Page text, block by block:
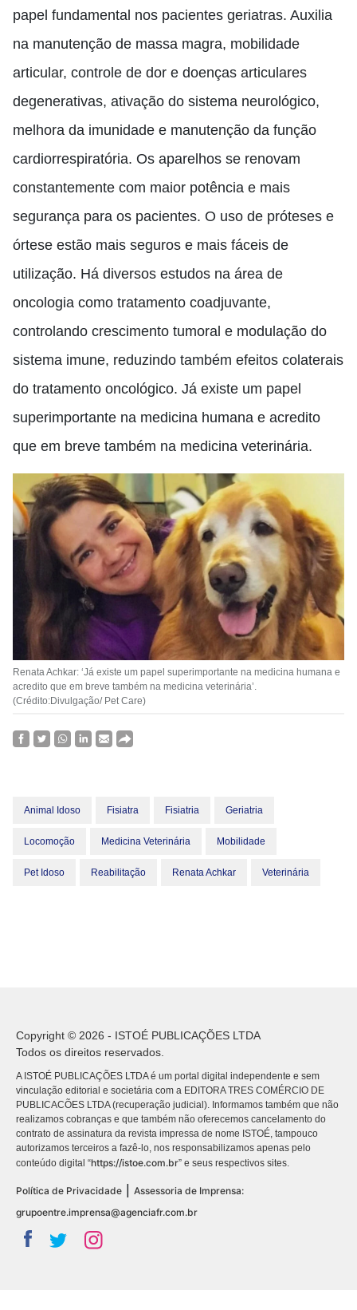
papel fundamental nos pacientes geriatras. Auxilia
na manutenção de massa magra, mobilidade
articular, controle de dor e doenças articulares
degenerativas, ativação do sistema neurológico,
melhora da imunidade e manutenção da função
cardiorrespiratória. Os aparelhos se renovam
constantemente com maior potência e mais
segurança para os pacientes. O uso de próteses e
órtese estão mais seguros e mais fáceis de
utilização. Há diversos estudos na área de
oncologia como tratamento coadjuvante,
controlando crescimento tumoral e modulação do
sistema imune, reduzindo também efeitos colaterais
do tratamento oncológico. Já existe um papel
superimportante na medicina humana e acredito
que em breve também na medicina veterinária.
Renata Achkar: ‘Já existe um papel superimportante na medicina humana e
acredito que em breve também na medicina veterinária’.
(Crédito:Divulgação/ Pet Care)
Animal Idoso Fisiatra Fisiatria Geriatria
Locomoção Medicina Veterinária Mobilidade
Pet Idoso Reabilitação Renata Achkar Veterinária
Copyright © 2026 - ISTOÉ PUBLICAÇÕES LTDA
Todos os direitos reservados.
A ISTOÉ PUBLICAÇÕES LTDA é um portal digital independente e sem
vinculação editorial e societária com a EDITORA TRES COMÉRCIO DE
PUBLICACÕES LTDA (recuperação judicial). Informamos também que não
realizamos cobranças e que também não oferecemos cancelamento do
contrato de assinatura da revista impressa de nome ISTOÉ, tampouco
autorizamos terceiros a fazê-lo, nos responsabilizamos apenas pelo
conteúdo digital “https://istoe.com.br” e seus respectivos sites.
Política de Privacidade
Assessoria de Imprensa:
grupoentre.imprensa@agenciafr.com.br